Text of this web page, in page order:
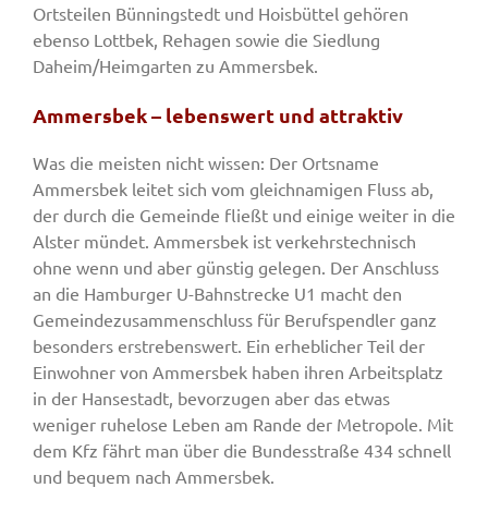
Ortsteilen Bünningstedt und Hoisbüttel gehören
ebenso Lottbek, Rehagen sowie die Siedlung
Daheim/Heimgarten zu Ammersbek.
Ammersbek – lebenswert und attraktiv
Was die meisten nicht wissen: Der Ortsname
Ammersbek leitet sich vom gleichnamigen Fluss ab,
der durch die Gemeinde fließt und einige weiter in die
Alster mündet. Ammersbek ist verkehrstechnisch
ohne wenn und aber günstig gelegen. Der Anschluss
an die Hamburger U-Bahnstrecke U1 macht den
Gemeindezusammenschluss für Berufspendler ganz
besonders erstrebenswert. Ein erheblicher Teil der
Einwohner von Ammersbek haben ihren Arbeitsplatz
in der Hansestadt, bevorzugen aber das etwas
weniger ruhelose Leben am Rande der Metropole. Mit
dem Kfz fährt man über die Bundesstraße 434 schnell
und bequem nach Ammersbek.